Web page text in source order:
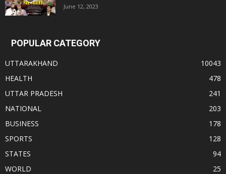
June 12, 2023
POPULAR CATEGORY
UTTARAKHAND
10043
HEALTH
478
UTTAR PRADESH
241
NATIONAL
203
BUSINESS
178
SPORTS
128
STATES
94
WORLD
25